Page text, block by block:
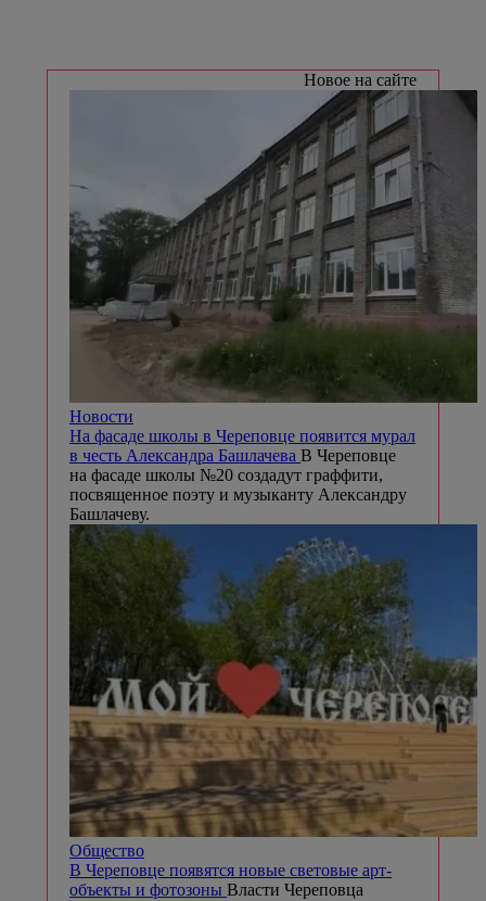
Новое на сайте
Новости
На фасаде школы в Череповце появится мурал
в честь Александра Башлачева В Череповце
на фасаде школы №20 создадут граффити,
посвященное поэту и музыканту Александру
Башлачеву.
Общество
В Череповце появятся новые световые арт-
объекты и фотозоны Власти Череповца